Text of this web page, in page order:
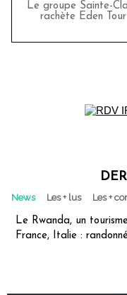
Le groupe Sainte-
rachète Eden Tour
News Les + lus Les +
Le Rwanda, un
France, Italie :